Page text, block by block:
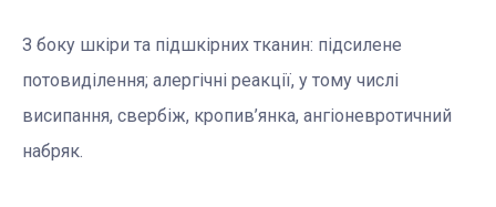
З боку шкіри та підшкірних тканин: підсилене
потовиділення; алергічні реакції, у тому числі
висипання, свербіж, кропив’янка, ангіоневротичний
набряк.